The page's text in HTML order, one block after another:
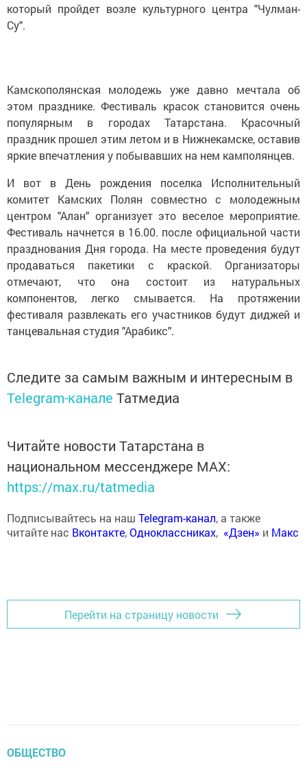
который пройдет возле культурного центра "Чулман-
Су".
Камскополянская молодежь уже давно мечтала об
этом празднике. Фестиваль красок становится очень
популярным в городах Татарстана. Красочный
праздник прошел этим летом и в Нижнекамске, оставив
яркие впечатления у побывавших на нем камполянцев.
И вот в День рождения поселка Исполнительный
комитет Камских Полян совместно с молодежным
центром "Алан" организует это веселое мероприятие.
Фестиваль начнется в 16.00. после официальной части
празднования Дня города. На месте проведения будут
продаваться пакетики с краской. Организаторы
отмечают, что она состоит из натуральных
компонентов, легко смывается. На протяжении
фестиваля развлекать его участников будут диджей и
танцевальная студия "Арабикс".
Следите за самым важным и интересным в
Telegram-канале Татмедиа
Читайте новости Татарстана в
национальном мессенджере MАХ:
https://max.ru/tatmedia
Подписывайтесь на наш Telegram-канал, а также
читайте нас Вконтакте,Одноклассниках, «Дзен» и Макс
Перейти на страницу новости
ОБЩЕСТВО